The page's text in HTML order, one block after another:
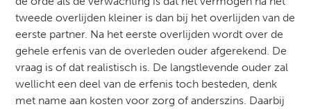
tweede overlijden kleiner is dan bij het overlijden van de
eerste partner. Na het eerste overlijden wordt over de
gehele erfenis van de overleden ouder afgerekend. De
vraag is of dat realistisch is. De langstlevende ouder zal
wellicht een deel van de erfenis toch besteden, denk
met name aan kosten voor zorg of anderszins. Daarbij